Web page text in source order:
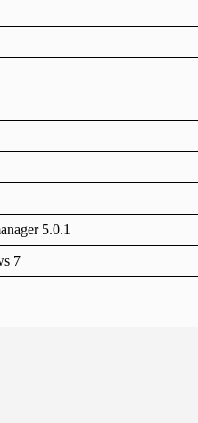
5.0.1
7